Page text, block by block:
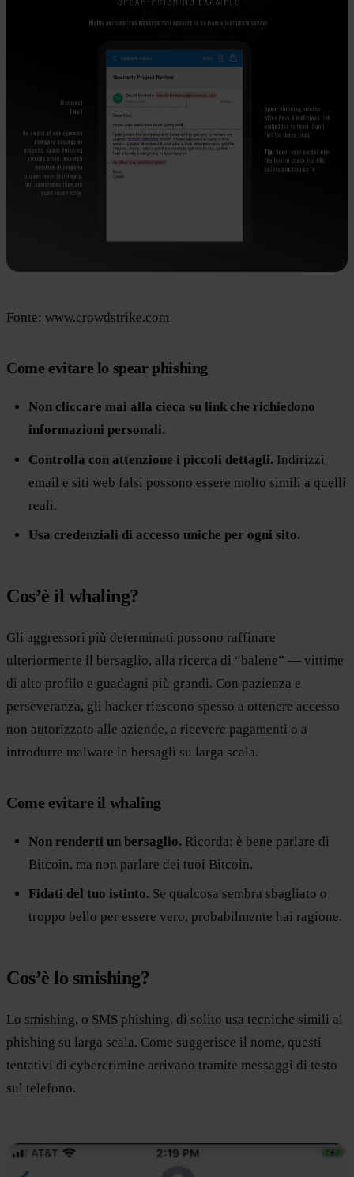
Fonte: www.crowdstrike.com
Come evitare lo spear phishing
Non cliccare mai alla cieca su link che richiedono
informazioni personali.
Controlla con attenzione i piccoli dettagli.Indirizzi
email e siti web falsi possono essere molto simili a quelli
reali.
Usa credenziali di accesso uniche per ogni sito.
Cos’è il whaling?
Gli aggressori più determinati possono raffinare
ulteriormente il bersaglio, alla ricerca di “balene” — vittime
di alto profilo e guadagni più grandi. Con pazienza e
perseveranza, gli hacker riescono spesso a ottenere accesso
non autorizzato alle aziende, a ricevere pagamenti o a
introdurre malware in bersagli su larga scala.
Come evitare il whaling
Non renderti un bersaglio.Ricorda: è bene parlare di
Bitcoin, ma non parlare dei tuoi Bitcoin.
Fidati del tuo istinto.Se qualcosa sembra sbagliato o
troppo bello per essere vero, probabilmente hai ragione.
Cos’è lo smishing?
Lo smishing, o SMS phishing, di solito usa tecniche simili al
phishing su larga scala. Come suggerisce il nome, questi
tentativi di cybercrimine arrivano tramite messaggi di testo
sul telefono.